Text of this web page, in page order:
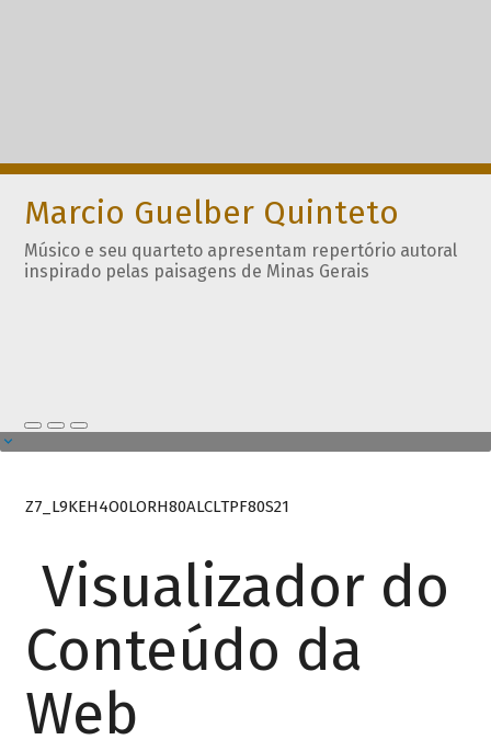
Marcio Guelber Quinteto
Músico e seu quarteto apresentam repertório autoral
inspirado pelas paisagens de Minas Gerais
Z7_L9KEH4O0LORH80ALCLTPF80S21
Visualizador do
Conteúdo da
Web